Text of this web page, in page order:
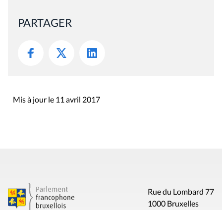
PARTAGER
Mis à jour le 11 avril 2017
Rue du Lombard 77
1000 Bruxelles